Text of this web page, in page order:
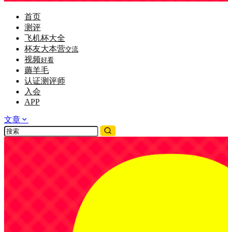
首页
测评
飞机杯大全
杯友大本营交流
视频好看
薅羊毛
认证测评师
入会
APP
文章